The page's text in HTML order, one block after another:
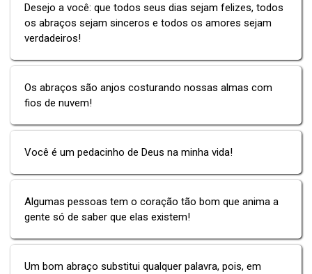
Desejo a você: que todos seus dias sejam felizes, todos
os abraços sejam sinceros e todos os amores sejam
verdadeiros!
Os abraços são anjos costurando nossas almas com
fios de nuvem!
Você é um pedacinho de Deus na minha vida!
Algumas pessoas tem o coração tão bom que anima a
gente só de saber que elas existem!
Um bom abraço substitui qualquer palavra, pois, em